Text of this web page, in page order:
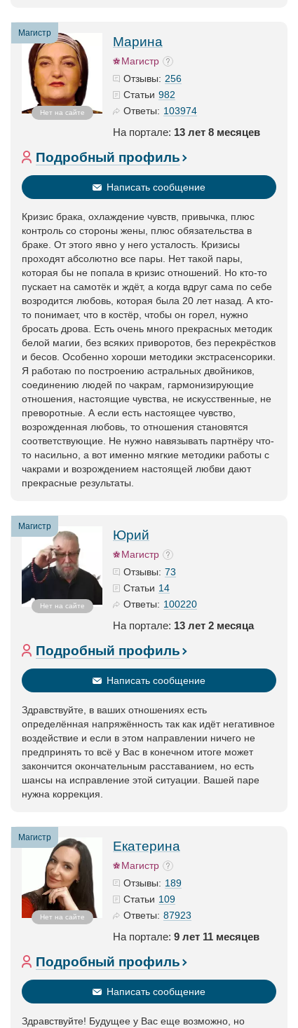
Магистр
Нет на сайте
Марина
Магистр
Отзывы: 256
Статьи 982
Ответы: 103974
На портале: 13 лет 8 месяцев
Подробный профиль
Написать сообщение
Кризис брака, охлаждение чувств, привычка, плюс
контроль со стороны жены, плюс обязательства в
браке. От этого явно у него усталость. Кризисы
проходят абсолютно все пары. Нет такой пары,
которая бы не попала в кризис отношений. Но кто-то
пускает на самотёк и ждёт, а когда вдруг сама по себе
возродится любовь, которая была 20 лет назад. А кто-
то понимает, что в костёр, чтобы он горел, нужно
бросать дрова. Есть очень много прекрасных методик
белой магии, без всяких приворотов, без перекрёстков
и бесов. Особенно хороши методики экстрасенсорики.
Я работаю по построению астральных двойников,
соединению людей по чакрам, гармонизирующие
отношения, настоящие чувства, не искусственные, не
преворотные. А если есть настоящее чувство,
возрожденная любовь, то отношения становятся
соответствующие. Не нужно навязывать партнёру что-
то насильно, а вот именно мягкие методики работы с
чакрами и возрождением настоящей любви дают
прекрасные результаты.
Магистр
Нет на сайте
Юрий
Магистр
Отзывы: 73
Статьи 14
Ответы: 100220
На портале: 13 лет 2 месяца
Подробный профиль
Написать сообщение
Здравствуйте, в ваших отношениях есть
определённая напряжённость так как идёт негативное
воздействие и если в этом направлении ничего не
предпринять то всё у Вас в конечном итоге может
закончится окончательным расставанием, но есть
шансы на исправление этой ситуации. Вашей паре
нужна коррекция.
Магистр
Нет на сайте
Екатерина
Магистр
Отзывы: 189
Статьи 109
Ответы: 87923
На портале: 9 лет 11 месяцев
Подробный профиль
Написать сообщение
Здравствуйте! Будущее у Вас еще возможно, но